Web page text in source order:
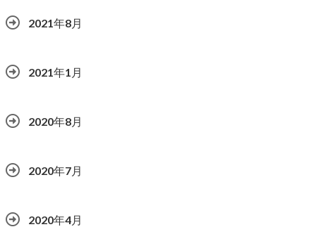
2021年8月
2021年1月
2020年8月
2020年7月
2020年4月